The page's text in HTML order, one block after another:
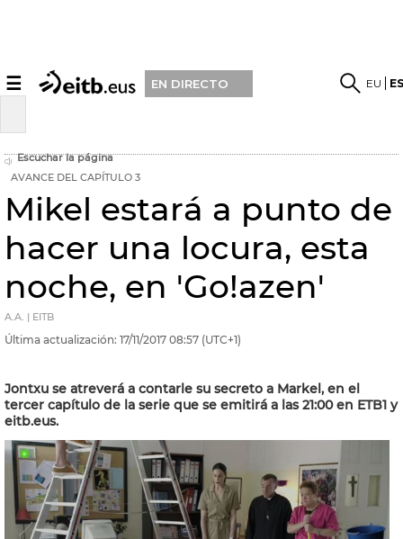
☰ EN DIRECTO EU
Escuchar la página
AVANCE DEL CAPÍTULO 3
Mikel estará a punto de
hacer una locura, esta
noche, en 'Go!azen'
A.A. | EITB
Última actualización: 17/11/2017 08:57 (UTC+1)
Jontxu se atreverá a contarle su secreto a Markel, en el
tercer capítulo de la serie que se emitirá a las 21:00 en ETB1 y
eitb.eus.